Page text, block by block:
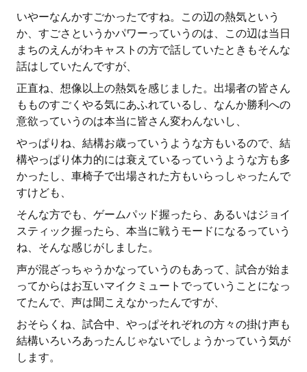
いやーなんかすごかったですね。この辺の熱気という
か、すごさというかパワーっていうのは、この辺は当日
まちのえんがわキャストの方で話していたときもそんな
話はしていたんですが、
正直ね、想像以上の熱気を感じました。出場者の皆さん
もものすごくやる気にあふれているし、なんか勝利への
意欲っていうのは本当に皆さん変わんないし、
やっぱりね、結構お歳っていうような方もいるので、結
構やっぱり体力的には衰えているっていうような方も多
かったし、車椅子で出場された方もいらっしゃったんで
すけども、
そんな方でも、ゲームパッド握ったら、あるいはジョイ
スティック握ったら、本当に戦うモードになるっていう
ね、そんな感じがしました。
声が混ざっちゃうかなっていうのもあって、試合が始ま
ってからはお互いマイクミュートでっていうことになっ
てたんで、声は聞こえなかったんですが、
おそらくね、試合中、やっぱそれぞれの方々の掛け声も
結構いろいろあったんじゃないでしょうかっていう気が
します。